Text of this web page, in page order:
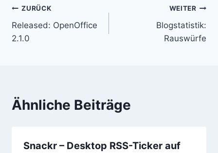
Beitragsnavigation
ZURÜCK
Released: OpenOffice
2.1.0
WEITER
Blogstatistik:
Rauswürfe
Ähnliche Beiträge
Snackr – Desktop RSS-Ticker auf